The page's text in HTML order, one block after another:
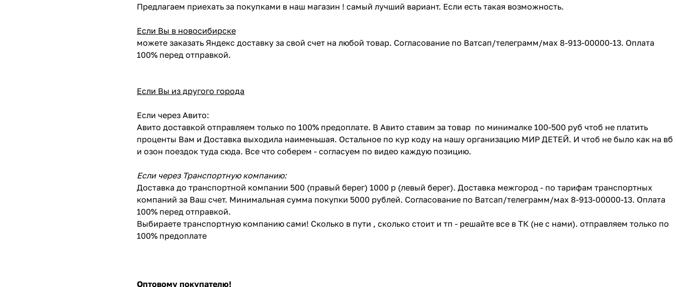
Предлагаем приехать за покупками в наш магазин ! самый лучший вариант. Если есть такая возможность.
Если Вы в новосибирске
можете заказать Яндекс доставку за свой счет на любой товар. Согласование по Ватсап/телеграмм/мах 8-913-00000-13. Оплата
100% перед отправкой.
Если Вы из другого города
Если через Авито:
Авито доставкой отправляем только по 100% предоплате. В Авито ставим за товар по минималке 100-500 руб чтоб не платить
проценты Вам и Доставка выходила наименьшая. Остальное по кур коду на нашу организацию МИР ДЕТЕЙ. И чтоб не было как на вб
и озон поездок туда сюда. Все что соберем - согласуем по видео каждую позицию.
Если через Транспортную компанию:
Доставка до транспортной компании 500 (правый берег) 1000 р (левый берег). Доставка межгород - по тарифам транспортных
компаний за Ваш счет. Минимальная сумма покупки 5000 рублей. Согласование по Ватсап/телеграмм/мах 8-913-00000-13. Оплата
100% перед отправкой.
Выбираете транспортную компанию сами! Сколько в пути , сколько стоит и тп - решайте все в ТК (не с нами). отправляем только по
100% предоплате
Оптовому покупателю!